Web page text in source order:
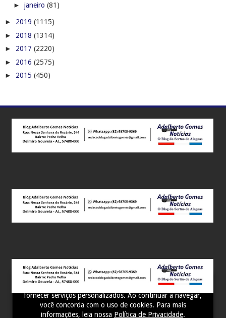
Este site utiliza cookies para melhorar sua experiência e
fornecer serviços personalizados. Ao continuar a navegar,
você concorda com o uso de cookies. Para mais
informações, leia nossa Política de Privacidade.
► janeiro (81)
► 2019 (1115)
► 2018 (1314)
► 2017 (2220)
► 2016 (2575)
► 2015 (450)